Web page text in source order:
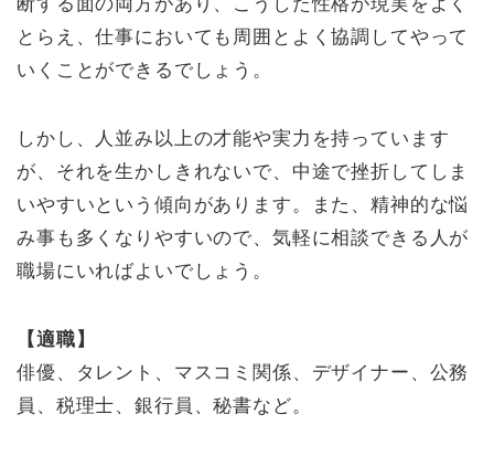
とらえ、仕事においても周囲とよく協調してやって
いくことができるでしょう。
しかし、人並み以上の才能や実力を持っています
が、それを生かしきれないで、中途で挫折してしま
いやすいという傾向があります。また、精神的な悩
み事も多くなりやすいので、気軽に相談できる人が
職場にいればよいでしょう。
【適職】
俳優、タレント、マスコミ関係、デザイナー、公務
員、税理士、銀行員、秘書など。